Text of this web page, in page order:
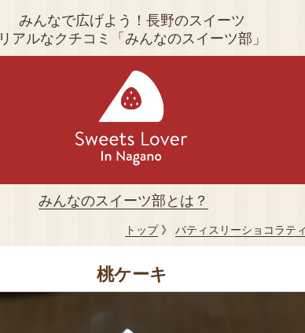
みんなで広げよう！長野のスイーツ
リアルなクチコミ「みんなのスイーツ部」
みんなのスイーツ部とは？
トップ》 パティスリーショコラテ
桃ケーキ